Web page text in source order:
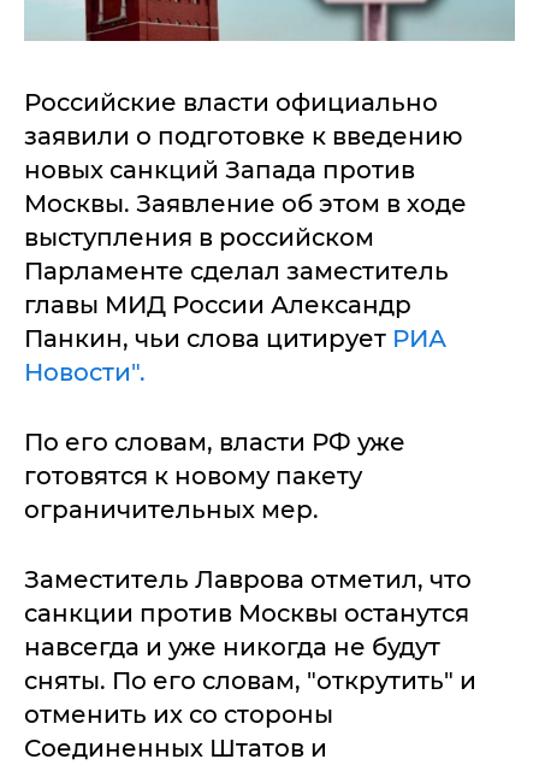
Российские власти официально
заявили о подготовке к введению
новых санкций Запада против
Москвы. Заявление об этом в ходе
выступления в российском
Парламенте сделал заместитель
главы МИД России Александр
Панкин, чьи слова цитирует РИА
Новости".
По его словам, власти РФ уже
готовятся к новому пакету
ограничительных мер.
Заместитель Лаврова отметил, что
санкции против Москвы останутся
навсегда и уже никогда не будут
сняты. По его словам, "открутить" и
отменить их со стороны
Соединенных Штатов и